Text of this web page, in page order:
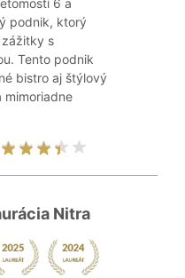
6 a
podnik, ktorý
zážitky s
Tento podnik
bistro aj štýlový
mimoriadne
Nitra